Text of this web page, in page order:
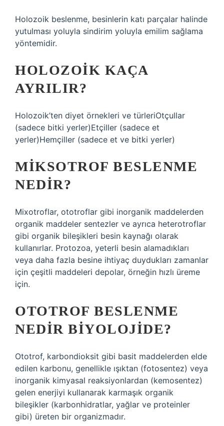
Holozoik beslenme, besinlerin katı parçalar halinde
yutulması yoluyla sindirim yoluyla emilim sağlama
yöntemidir.
HOLOZOIK KAÇA
AYRILIR?
Holozoik’ten diyet örnekleri ve türleriOtçullar
(sadece bitki yerler)Etçiller (sadece et
yerler)Hemçiller (sadece et ve bitki yerler)
MIKSOTROF BESLENME
NEDIR?
Mixotroflar, ototroflar gibi inorganik maddelerden
organik maddeler sentezler ve ayrıca heterotroflar
gibi organik bileşikleri besin kaynağı olarak
kullanırlar. Protozoa, yeterli besin alamadıkları
veya daha fazla besine ihtiyaç duydukları zamanlar
için çeşitli maddeleri depolar, örneğin hızlı üreme
için.
OTOTROF BESLENME
NEDIR BIYOLOJIDE?
Ototrof, karbondioksit gibi basit maddelerden elde
edilen karbonu, genellikle ışıktan (fotosentez) veya
inorganik kimyasal reaksiyonlardan (kemosentez)
gelen enerjiyi kullanarak karmaşık organik
bileşikler (karbonhidratlar, yağlar ve proteinler
gibi) üreten bir organizmadır.